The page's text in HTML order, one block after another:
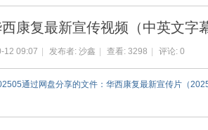
康复最新宣传视频（中英文字
12 09:07 发布者: 沙鑫 查看: 3298 评论: 0
通过网盘分享的文件：华西康复最新宣传片（